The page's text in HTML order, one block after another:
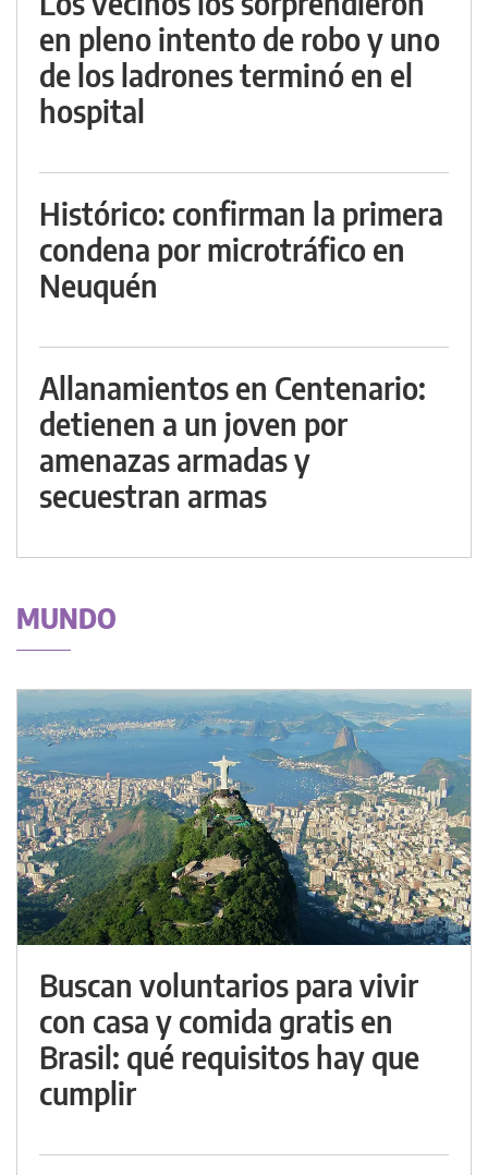
en pleno intento de robo y uno
de los ladrones terminó en el
hospital
Histórico: confirman la primera
condena por microtráfico en
Neuquén
Allanamientos en Centenario:
detienen a un joven por
amenazas armadas y
secuestran armas
MUNDO
Buscan voluntarios para vivir
con casa y comida gratis en
Brasil: qué requisitos hay que
cumplir